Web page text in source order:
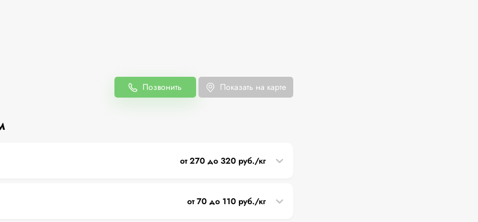
Позвонить Показать на карте
от 270 до 320 руб./кг
от 70 до 110 руб./кг